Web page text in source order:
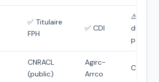
✅ Titulaire
FPH
✅ CDI
⚠️
du
CNRACL
(public)
Agirc-
Arrco